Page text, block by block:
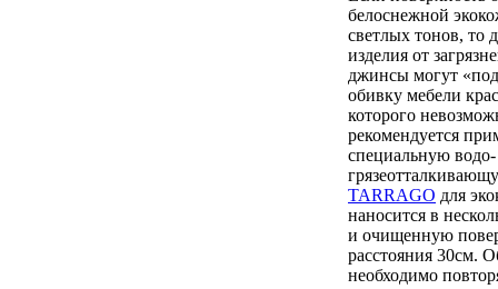
белоснежной
светлых тонов, то
изделия от
джинсы могут
обивку мебели
которого
рекомендуется
специальную
TARRAGO для
наносится в
и очищенную
расстояния 30см.
необходимо